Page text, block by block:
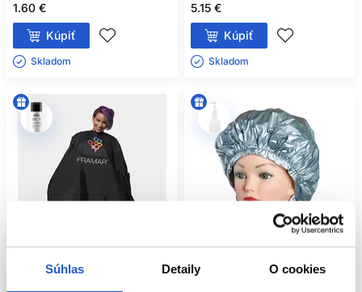
Súhlas Detaily O cookies
1.60 €
Kúpiť
Skladom ㅤ
5.15 €
Kúpiť
Skladom ㅤ